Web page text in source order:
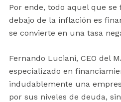
Por ende, todo aquel que
debajo de la inflación es
se convierte en una tasa
Fernando Luciani, CEO del
especializado en
indudablemente una
por sus niveles de deuda,